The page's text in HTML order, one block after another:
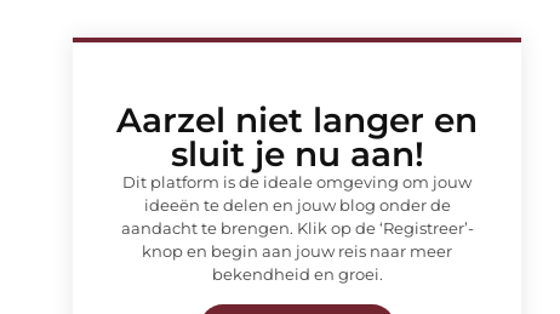
Aarzel niet langer en
sluit je nu aan!
Dit platform is de ideale omgeving om jouw
ideeën te delen en jouw blog onder de
aandacht te brengen. Klik op de ‘Registreer’-
knop en begin aan jouw reis naar meer
bekendheid en groei.